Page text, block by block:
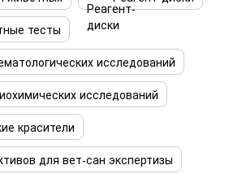
тесты
исследований
исследований
красители
для вет-сан экспертизы